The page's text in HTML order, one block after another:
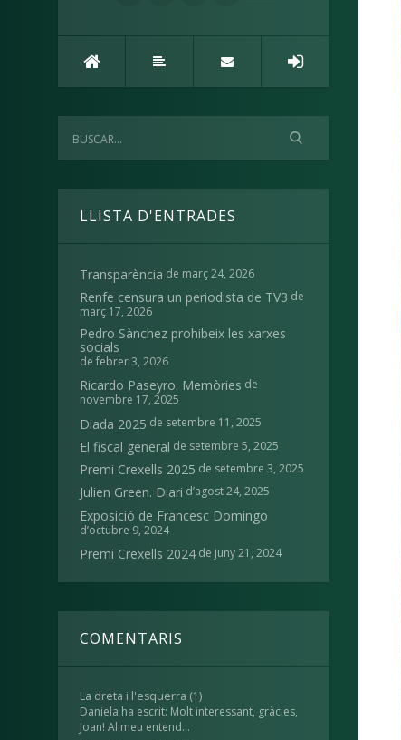
LLISTA D'ENTRADES
Transparència de març 24, 2026
Renfe censura un periodista de TV3 de
març 17, 2026
Pedro Sànchez prohibeix les xarxes
socials
de febrer 3, 2026
Ricardo Paseyro. Memòries de
novembre 17, 2025
Diada 2025 de setembre 11, 2025
El fiscal general de setembre 5, 2025
Premi Crexells 2025 de setembre 3, 2025
Julien Green. Diari d’agost 24, 2025
Exposició de Francesc Domingo
d’octubre 9, 2024
Premi Crexells 2024 de juny 21, 2024
COMENTARIS
La dreta i l'esquerra (1)
Daniela ha escrit: Molt interessant, gràcies,
Joan! Al meu entend...